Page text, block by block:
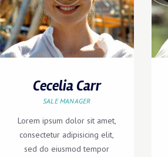
Cecelia Carr
SALE MANAGER
Lorem ipsum dolor sit amet,
consectetur adipisicing elit,
sed do eiusmod tempor